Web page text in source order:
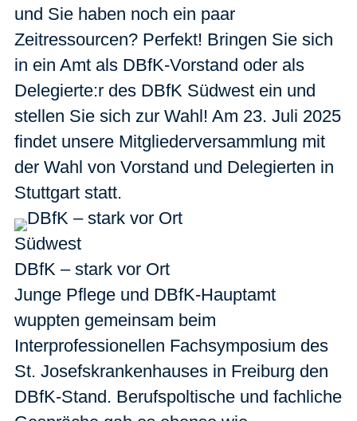
und Sie haben noch ein paar
Zeitressourcen? Perfekt! Bringen Sie sich
in ein Amt als DBfK-Vorstand oder als
Delegierte:r des DBfK Südwest ein und
stellen Sie sich zur Wahl! Am 23. Juli 2025
findet unsere Mitgliederversammlung mit
der Wahl von Vorstand und Delegierten in
Stuttgart statt.
Südwest
DBfK – stark vor Ort
Junge Pflege und DBfK-Hauptamt
wuppten gemeinsam beim
Interprofessionellen Fachsymposium des
St. Josefskrankenhauses in Freiburg den
DBfK-Stand. Berufspoltische und fachliche